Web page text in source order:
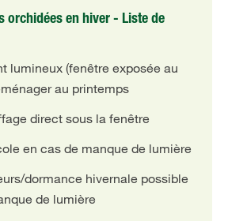
orchidées en hiver - Liste de
lumineux (fenêtre exposée au
au printemps
direct sous la fenêtre
en cas de manque de lumière
dormance hivernale possible
de lumière